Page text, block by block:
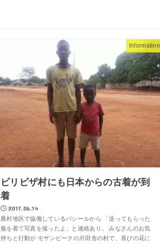
Information
ビリビザ村にも日本からの古着が到
着
2017.06.14
農村地区で協働しているバシールから 「送ってもらった
服を着て写真を撮ったよ」と連絡あり。 みなさんのお気
持ちと行動が モザンビークの片田舎の村で、喜びの花に